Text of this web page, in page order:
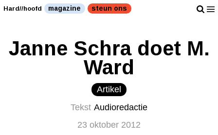
Hard//hoofd magazine steun ons
Janne Schra doet M.
Ward
Artikel
Tekst Audioredactie
23 oktober 2012